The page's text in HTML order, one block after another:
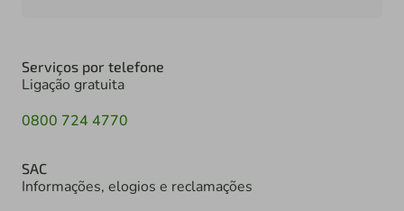
Serviços por telefone
Ligação gratuita
0800 724 4770
SAC
Informações, elogios e reclamações